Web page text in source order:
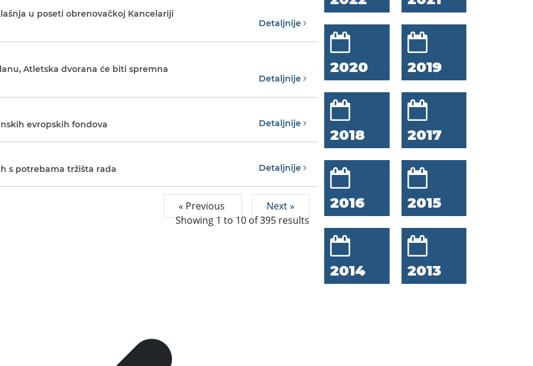
u poseti obrenovačkoj Kancelariji
Detaljnije
Atletska dvorana će biti spremna
Detaljnije
evropskih fondova Detaljnije
s potrebama tržišta rada Detaljnije
« Previous
Next »
Showing1to10 of395results
2020 2019
2018 2017
2016 2015
2014 2013